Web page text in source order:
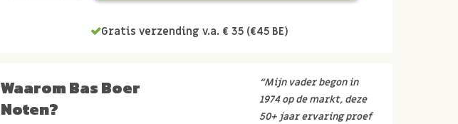
Gratis verzending v.a. € 35 (€45 BE)
Waarom Bas Boer
Noten?
“Mijn vader begon in
1974 op de markt, deze
50+ jaar ervaring proef